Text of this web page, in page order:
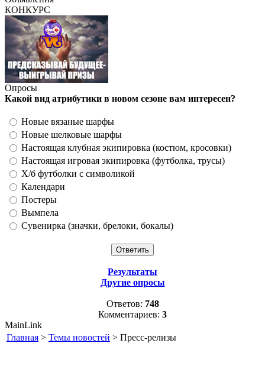
КОНКУРС
Опросы
Какой вид атрибутики в новом сезоне вам интересен?
Новые вязаные шарфы
Новые шелковые шарфы
Настоящая клубная экипировка (костюм, кросовки)
Настоящая игровая экипировка (футболка, трусы)
Х/б футболки с символикой
Календари
Постеры
Вымпела
Сувенирка (значки, брелоки, бокалы)
Результаты
Другие опросы
Ответов: 748
Комментариев: 3
MainLink
Главная > Темы новостей > Пресс-релизы